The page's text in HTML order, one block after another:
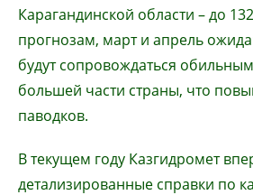
Карагандинской области – до
прогнозам, март и апрель
будут сопровождаться
большей части страны, что
паводков.
В текущем году Казгидромет
детализированные справки по